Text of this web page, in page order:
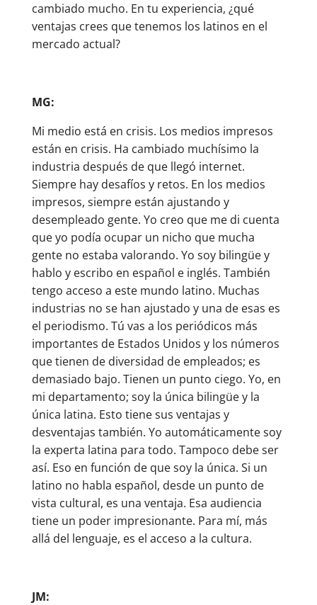
cambiado mucho. En tu experiencia, ¿qué
ventajas crees que tenemos los latinos en el
mercado actual?
MG:
Mi medio está en crisis. Los medios impresos
están en crisis. Ha cambiado muchísimo la
industria después de que llegó internet.
Siempre hay desafíos y retos. En los medios
impresos, siempre están ajustando y
desempleado gente. Yo creo que me di cuenta
que yo podía ocupar un nicho que mucha
gente no estaba valorando. Yo soy bilingüe y
hablo y escribo en español e inglés. También
tengo acceso a este mundo latino. Muchas
industrias no se han ajustado y una de esas es
el periodismo. Tú vas a los periódicos más
importantes de Estados Unidos y los números
que tienen de diversidad de empleados; es
demasiado bajo. Tienen un punto ciego. Yo, en
mi departamento; soy la única bilingüe y la
única latina. Esto tiene sus ventajas y
desventajas también. Yo automáticamente soy
la experta latina para todo. Tampoco debe ser
así. Eso en función de que soy la única. Si un
latino no habla español, desde un punto de
vista cultural, es una ventaja. Esa audiencia
tiene un poder impresionante. Para mí, más
allá del lenguaje, es el acceso a la cultura.
JM: